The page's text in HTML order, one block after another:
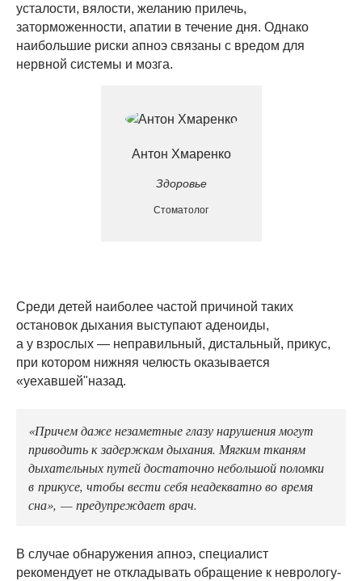
усталости, вялости, желанию прилечь,
заторможенности, апатии в течение дня. Однако
наибольшие риски апноэ связаны с вредом для
нервной системы и мозга.
Антон Хмаренко
Здоровье
Стоматолог
Среди детей наиболее частой причиной таких
остановок дыхания выступают аденоиды,
а у взрослых — неправильный, дистальный, прикус,
при котором нижняя челюсть оказывается
«уехавшей"назад.
«Причем даже незаметные глазу нарушения могут
приводить к задержкам дыхания. Мягким тканям
дыхательных путей достаточно небольшой поломки
в прикусе, чтобы вести себя неадекватно во время
сна», — предупреждает врач.
В случае обнаружения апноэ, специалист
рекомендует не откладывать обращение к неврологу-